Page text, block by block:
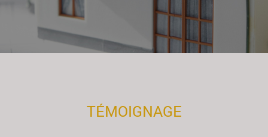
TÉMOIGNAGE